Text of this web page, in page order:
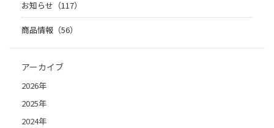
お知らせ（117）
商品情報（56）
アーカイブ
2026年
2025年
2024年